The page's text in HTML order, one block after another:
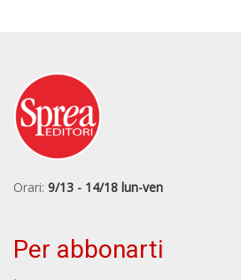
Orari: 9/13 - 14/18 lun-ven
Per abbonarti